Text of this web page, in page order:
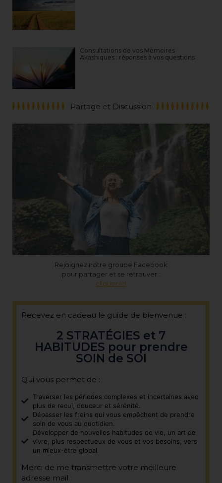
Consultations de vos Mémoires
Akashiques : réponses à vos questions
Partage et Discussion
Rejoignez notre groupe Facebook
pour partager et se retrouver :
cliquer ici
Recevez en cadeau le guide de bienvenue :
2 STRATÉGIES et 7
HABITUDES pour prendre
SOIN de SOI
Qui vous permet de :
Traverser les périodes complexes et incertaines avec
plus de recul, douceur et sérénité.
Dépasser les freins qui vous empêchent de prendre
soin de vous au quotidien.
Développer de nouvelles habitudes de vie, un art de
vivre, plus respectueux de vous et vos besoins, vers
un mieux-être global.
Merci de me transmettre votre meilleure
adresse mail :